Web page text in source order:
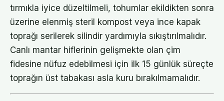
tırmıkla iyice düzeltilmeli, tohumlar ekildikten sonra
üzerine elenmiş steril kompost veya ince kapak
toprağı serilerek silindir yardımıyla sıkıştırılmalıdır.
Canlı mantar hiflerinin gelişmekte olan çim
fidesine nüfuz edebilmesi için ilk 15 günlük süreçte
toprağın üst tabakası asla kuru bırakılmamalıdır.